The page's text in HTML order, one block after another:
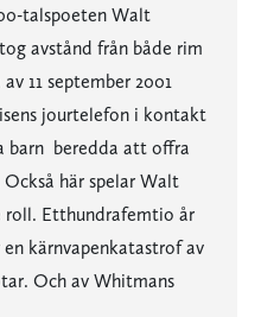
talspoeten Walt
avstånd från både rim
11 september 2001
jourtelefon i kontakt
 beredda att offra
här spelar Walt
roll. Etthundrafemtio år
kärnvapenkatastrof av
Och av Whitmans